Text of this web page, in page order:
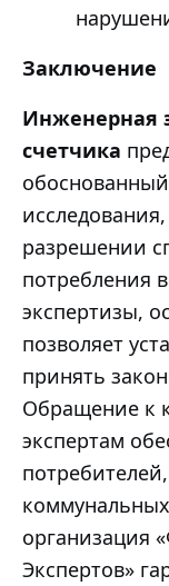
Заключение
Инженерная
счетчика
разрешении
потребления
экспертизы,
позволяет
принять
Обращение к
экспертам
коммунальных
организация
Экспертов»